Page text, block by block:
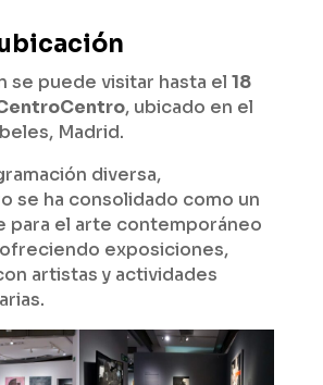
ubicación
se puede visitar hasta el 18
, ubicado en el
Madrid.
diversa,
se ha consolidado como un
para el arte contemporáneo
exposiciones,
artistas y actividades